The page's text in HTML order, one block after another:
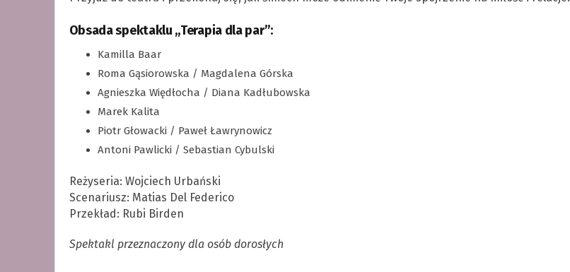
Obsada spektaklu „Terapia dla par”:
Kamilla Baar
Roma Gąsiorowska / Magdalena Górska
Agnieszka Więdłocha / Diana Kadłubowska
Marek Kalita
Piotr Głowacki / Paweł Ławrynowicz
Antoni Pawlicki / Sebastian Cybulski
Reżyseria: Wojciech Urbański
Scenariusz: Matias Del Federico
Przekład: Rubi Birden
Spektakl przeznaczony dla osób dorosłych